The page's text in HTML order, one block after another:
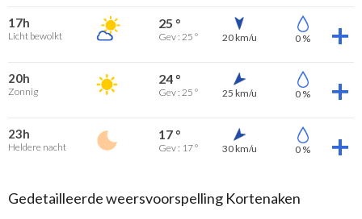
17h
Licht bewolkt
25 °
Gev : 25 ° 20 km/u 0 %
20h
Zonnig
24 °
Gev : 25 ° 25 km/u 0 %
23h
Heldere nacht
17 °
Gev : 17 ° 30 km/u 0 %
Gedetailleerde weersvoorspelling Kortenaken